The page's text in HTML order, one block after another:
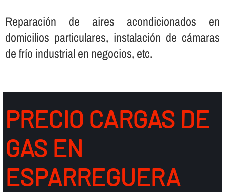
Reparación de aires acondicionados en
domicilios particulares, instalación de cámaras
de frí­o industrial en negocios, etc.
PRECIO CARGAS DE
GAS EN
ESPARREGUERA